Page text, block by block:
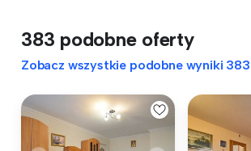
383 podobne oferty
Zobacz wszystkie podobne wyniki